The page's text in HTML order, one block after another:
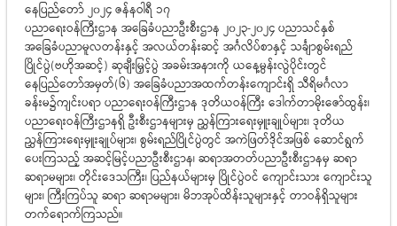
နေပြည်တော် ၂၀၂၄ ဇန်နဝါရီ ၁၇
ပညာရေးဝန်ကြီးဌာန အခြေခံပညာဦးစီးဌာန ၂၀၂၃-၂၀၂၄ ပညာသင်နှစ်
အခြေခံပညာမူလတန်းနှင့် အလယ်တန်းဆင့် အင်္ဂလိပ်စာနှင့် သင်္ချာစွမ်းရည်
ပြိုင်ပွဲ(ဗဟိုအဆင့်) ဆုချီးမြှင့်ပွဲ အခမ်းအနားကို ယနေ့မွန်းလွဲပိုင်းတွင်
နေပြည်တော်အမှတ်(၆) အခြေခံပညာအထက်တန်းကျောင်းရှိ သီရိမင်္ဂလာ
ခန်းမ၌ကျင်းပရာ ပညာရေးဝန်ကြီးဌာန ဒုတိယဝန်ကြီး ဒေါက်တာမိုးဇော်ထွန်း၊
ပညာရေးဝန်ကြီးဌာနရှိ ဦးစီးဌာနများမှ ညွှန်ကြားရေးမှူးချုပ်များ၊ ဒုတိယ
ညွှန်ကြားရေးမှူးချုပ်များ၊ စွမ်းရည်ပြိုင်ပွဲတွင် အကဲဖြတ်ဒိုင်အဖြစ်‌ ဆောင်ရွက်
ပေးကြသည့် အဆင့်မြင့်ပညာဦးစီးဌာန၊ ဆရာအတတ်ပညာဦးစီးဌာနမှ ဆရာ
ဆရာမများ၊ တိုင်းဒေသကြီး၊ ပြည်နယ်များမှ ပြိုင်ပွဲဝင် ကျောင်းသား ကျောင်းသူ
များ၊ ကြီးကြပ်သူ ဆရာ ဆရာမများ၊ မိဘအုပ်ထိန်းသူများနှင့် တာဝန်ရှိသူများ
တက်ရောက်ကြသည်။